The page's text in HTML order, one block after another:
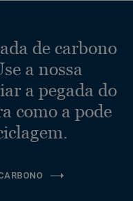
de carbono
a nossa
a pegada do
como a pode